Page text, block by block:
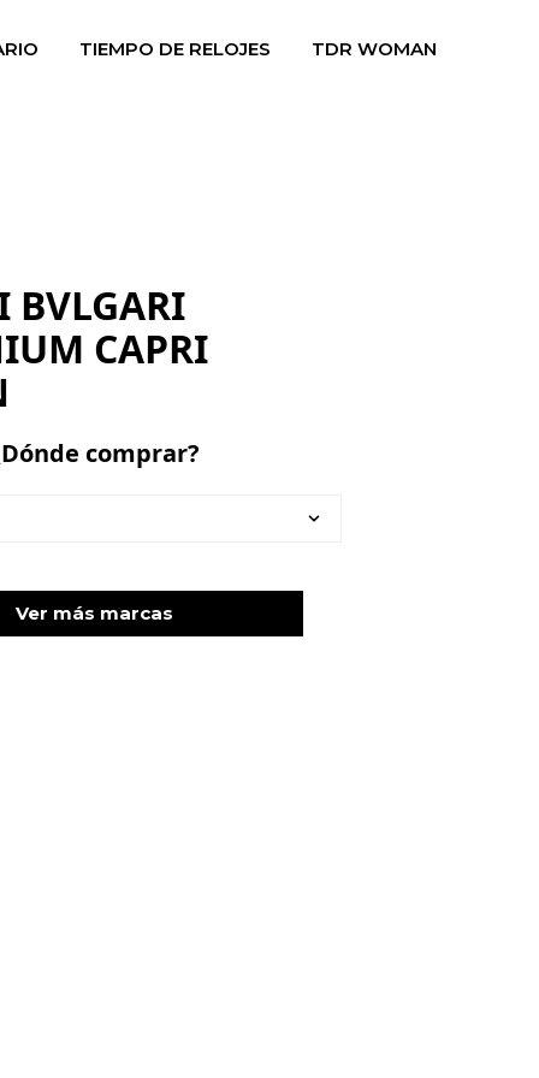
TIEMPO DE RELOJES TDR WOMAN
BVLGARI
CAPRI
comprar?
Ver más marcas